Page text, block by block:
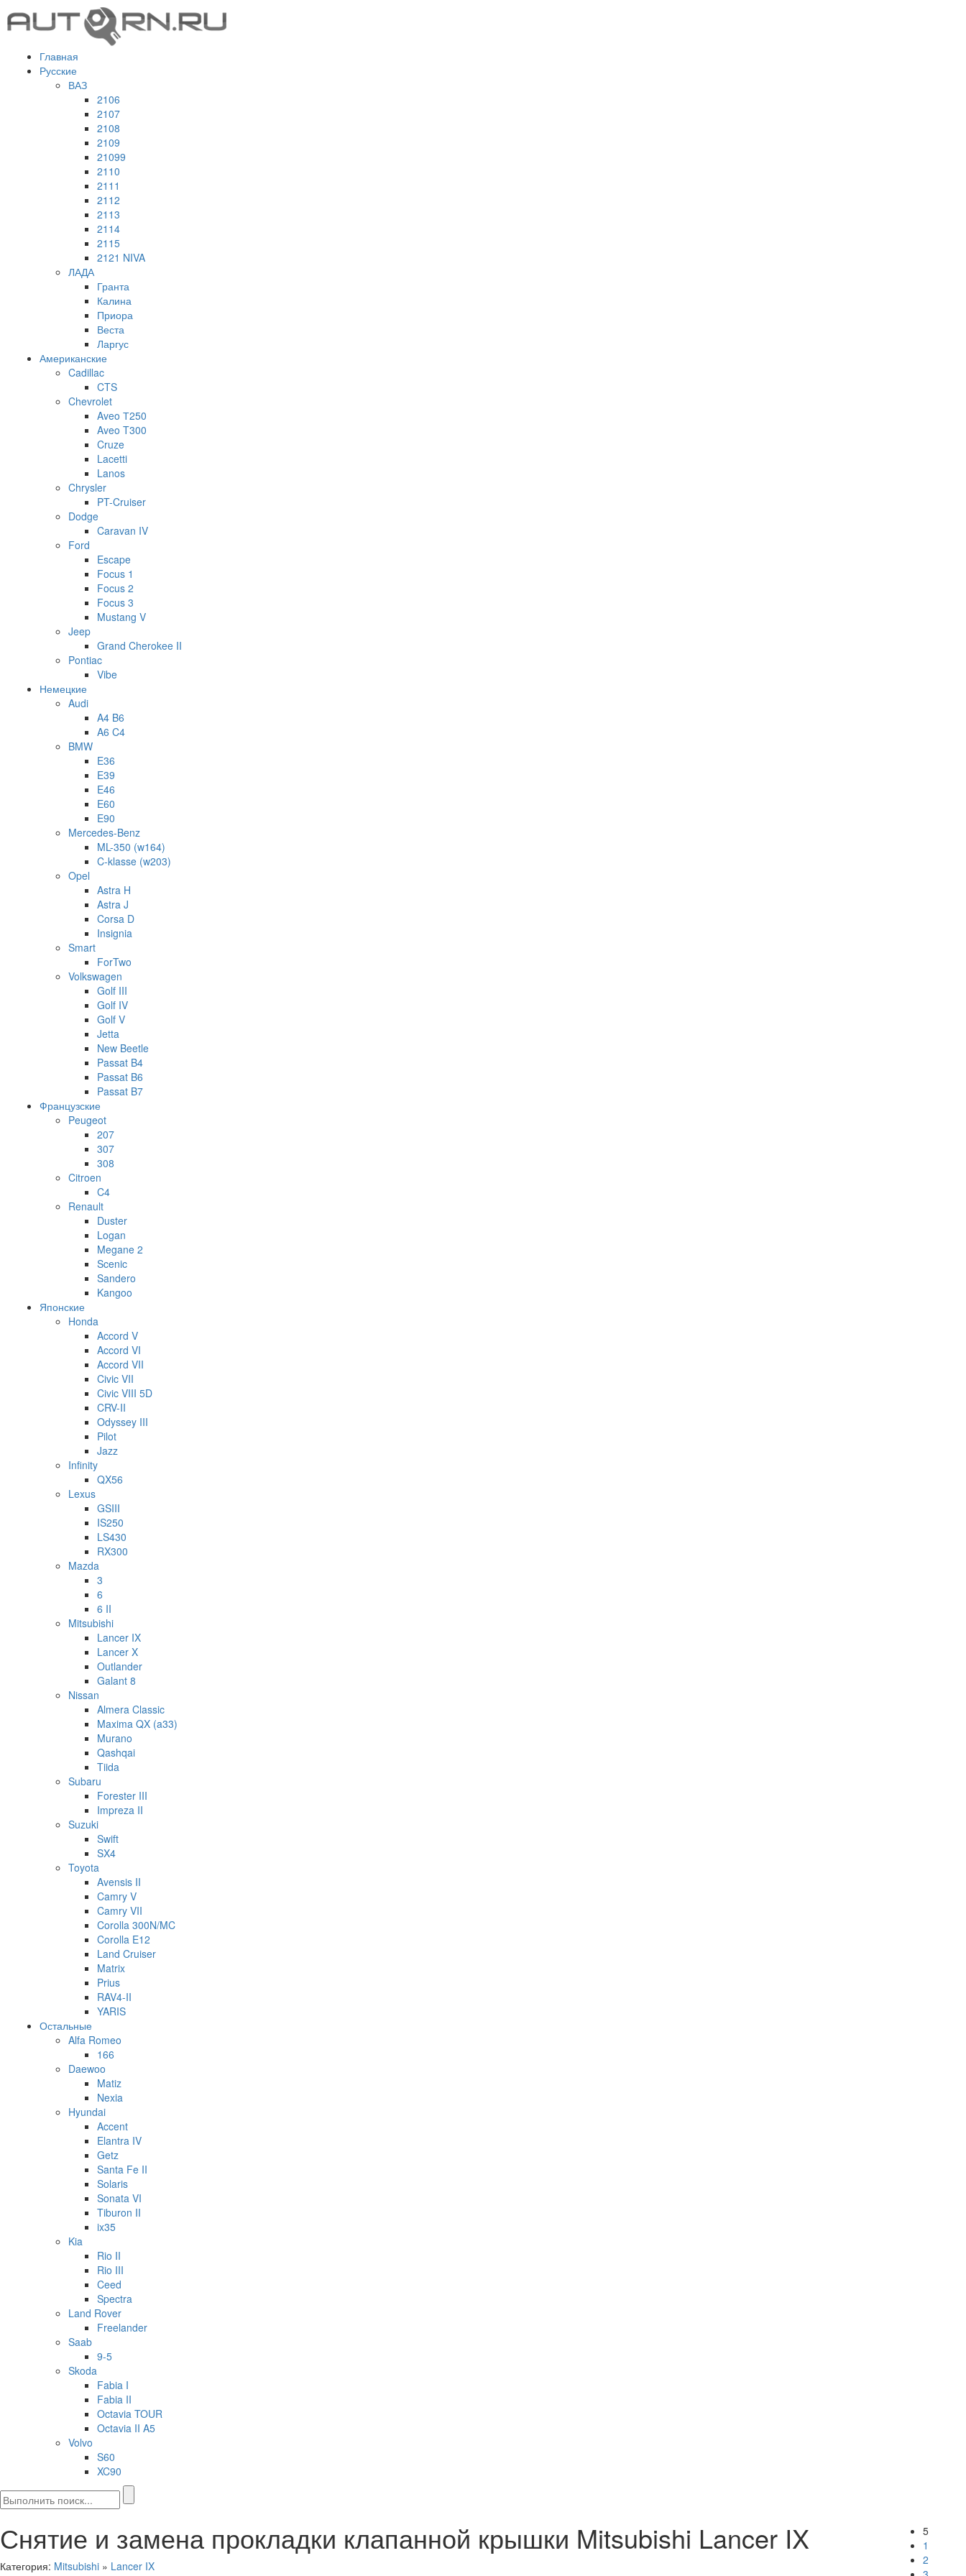
Главная
Русские
ВАЗ
2106
2107
2108
2109
21099
2110
2111
2112
2113
2114
2115
2121 NIVA
ЛАДА
Гранта
Калина
Приора
Веста
Ларгус
Американские
Cadillac
CTS
Chevrolet
Aveo Т250
Aveo T300
Cruze
Lacetti
Lanos
Chrysler
PT-Cruiser
Dodge
Caravan IV
Ford
Escape
Focus 1
Focus 2
Focus 3
Mustang V
Jeep
Grand Cherokee II
Pontiac
Vibe
Немецкие
Audi
A4 B6
A6 C4
BMW
E36
E39
E46
E60
E90
Mercedes-Benz
ML-350 (w164)
C-klasse (w203)
Opel
Astra H
Astra J
Corsa D
Insignia
Smart
ForTwo
Volkswagen
Golf III
Golf IV
Golf V
Jetta
New Beetle
Passat B4
Passat B6
Passat B7
Французские
Peugeot
207
307
308
Citroen
C4
Renault
Duster
Logan
Megane 2
Scenic
Sandero
Kangoo
Японские
Honda
Accord V
Accord VI
Accord VII
Civic VII
Civic VIII 5D
CRV-II
Odyssey III
Pilot
Jazz
Infinity
QX56
Lexus
GSIII
IS250
LS430
RX300
Mazda
3
6
6 II
Mitsubishi
Lancer IX
Lancer X
Outlander
Galant 8
Nissan
Almera Classic
Maxima QX (a33)
Murano
Qashqai
Tiida
Subaru
Forester III
Impreza II
Suzuki
Swift
SX4
Toyota
Avensis II
Camry V
Camry VII
Corolla 300N/MC
Corolla E12
Land Cruiser
Matrix
Prius
RAV4-II
YARIS
Остальные
Alfa Romeo
166
Daewoo
Matiz
Nexia
Hyundai
Accent
Elantra IV
Getz
Santa Fe II
Solaris
Sonata VI
Tiburon II
ix35
Kia
Rio II
Rio III
Ceed
Spectra
Land Rover
Freelander
Saab
9-5
Skoda
Fabia I
Fabia II
Octavia TOUR
Octavia II A5
Volvo
S60
XC90
5
1
2
Снятие и замена прокладки клапанной крышки Mitsubishi Lancer IX
Категория: Mitsubishi » Lancer IX